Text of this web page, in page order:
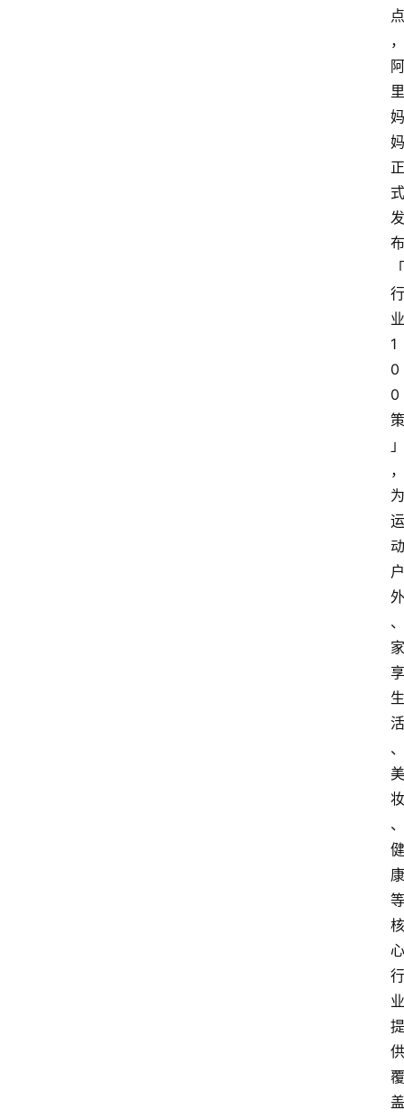
点
，
阿
里
妈
妈
正
式
发
布
「
行
业
1
0
0
策
」
，
为
运
动
户
外
、
家
享
生
活
、
美
妆
、
健
康
等
核
心
行
业
提
供
覆
盖